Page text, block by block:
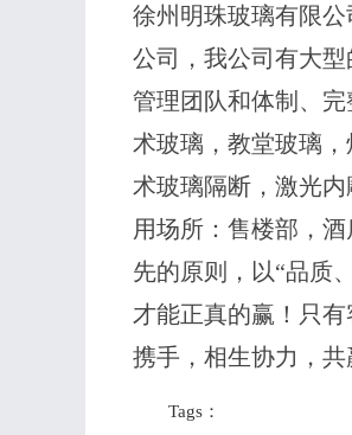
徐州明珠玻璃有限
公司，我公司有大
管理团队和体制、
术玻璃，教堂玻璃
术玻璃隔断，激光
用场所：售楼部，
先的原则，以“品质
才能正真的赢！只
携手，相生协力，共
Tags：